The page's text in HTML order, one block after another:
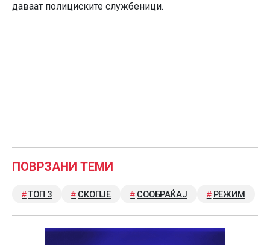
даваат полициските службеници.
ПОВРЗАНИ ТЕМИ
ТОП 3 СКОПЈЕ СООБРАЌАЈ РЕЖИМ